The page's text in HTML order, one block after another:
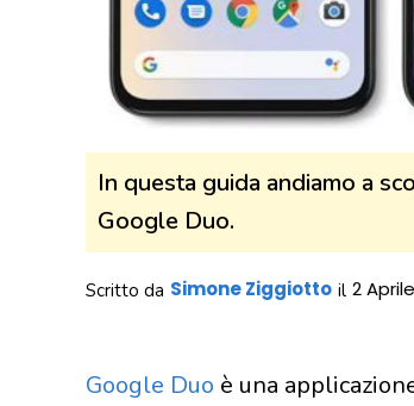
In questa guida andiamo a
Google Duo.
Scritto da Simone Ziggiotto il 2
Google Duo è una